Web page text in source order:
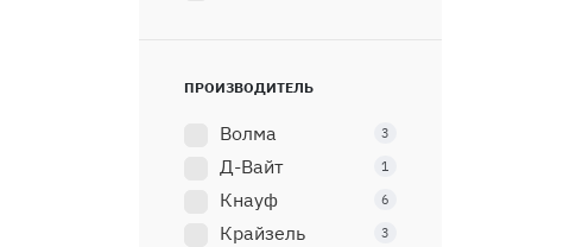
ПРОИЗВОДИТЕЛЬ
Волма 3
Д-Вайт 1
Кнауф 6
Крайзель 3